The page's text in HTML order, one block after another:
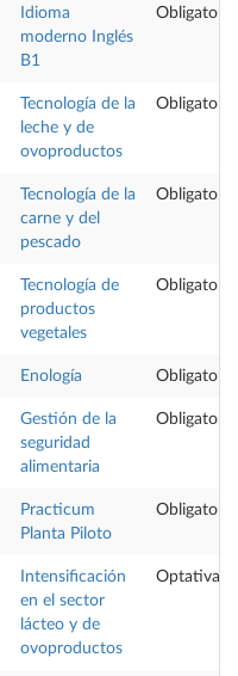
Idioma
moderno Inglés
B1
Obligatoria
Tecnología de la
leche y de
ovoproductos
Obligatoria
Tecnología de la
carne y del
pescado
Obligatoria
Tecnología de
productos
vegetales
Obligatoria
Enología Obligatoria
Gestión de la
seguridad
alimentaria
Obligatoria
Practicum
Planta Piloto
Obligatoria
Intensificación
en el sector
lácteo y de
ovoproductos
Optativa